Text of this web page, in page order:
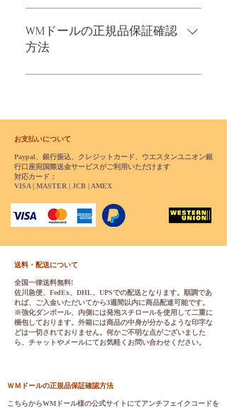
ーツや収納用品もご用意してお
ります。 お買い物の流れをもっ
と見る
字などは一切されておりませ
ん。 送料・配送の方針をもっと
見る
ドールのメイク直しなど充実し
たアフターサービスを提供、最
後まで対応いたします。 返品・
WMドールの正規品保証確認
方法
コチラからWMドール様の公式サ
お支払いについて
Paypal、銀行振込、クレジットカード、ウエスタンユニオン銀
行口座宛国際送金サービスがご利用いただけます
対応カード：
VISA | MASTER | JCB | AMEX
送料・配送について
全国一律送料無料!
佐川急便、FedEx、DHL、UPSでの配送となります。順調であ
れば、ご入金いただいてから3週間以内に商品配達可能です。
※強化ダンボール、内側には発泡スチロールを使用して二重に
梱包しております。外箱には商品の中身が分かるような印字な
どは一切されておりません。何かご不明な点がございました
ら、チャットやメールにてお気軽くお問い合わせください。
ＷＭドールの正規品保証確認方法
こちらからWMドール様の公式サイトにてアンチフェイクコードを